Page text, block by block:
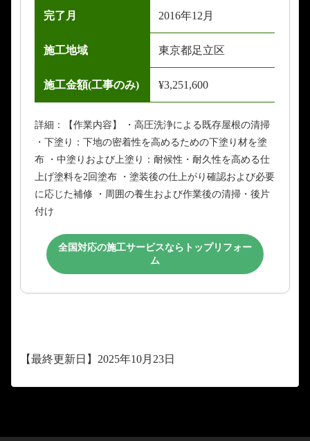
完了月 2016年12月
施工地域 東京都足立区
施工金額(工事のみ) ¥3,251,600
詳細：【作業内容】 ・高圧洗浄による既存屋根の清掃
・下塗り：下地の密着性を高めるための下塗り材を塗
布 ・中塗りおよび上塗り：耐候性・耐久性を高める仕
上げ塗料を2回塗布 ・塗装後の仕上がり確認および必要
に応じた補修 ・周囲の養生および作業後の清掃・後片
付け
全国対応の施工サービスならトップリフォー
ム
【最終更新日】2025年10月23日